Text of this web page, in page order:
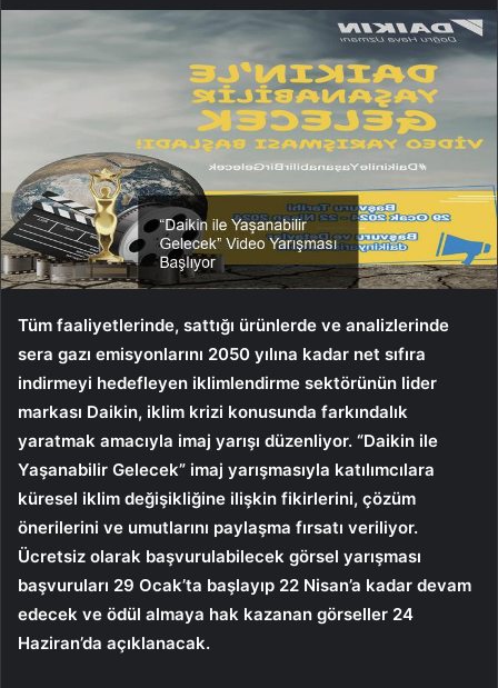
Tüm faaliyetlerinde, sattığı ürünlerde ve analizlerinde
sera gazı emisyonlarını 2050 yılına kadar net sıfıra
indirmeyi hedefleyen iklimlendirme sektörünün lider
markası Daikin, iklim krizi konusunda farkındalık
yaratmak amacıyla imaj yarışı düzenliyor. “Daikin ile
Yaşanabilir Gelecek” imaj yarışmasıyla katılımcılara
küresel iklim değişikliğine ilişkin fikirlerini, çözüm
önerilerini ve umutlarını paylaşma fırsatı veriliyor.
Ücretsiz olarak başvurulabilecek görsel yarışması
başvuruları 29 Ocak’ta başlayıp 22 Nisan’a kadar devam
edecek ve ödül almaya hak kazanan görseller 24
Haziran’da açıklanacak.